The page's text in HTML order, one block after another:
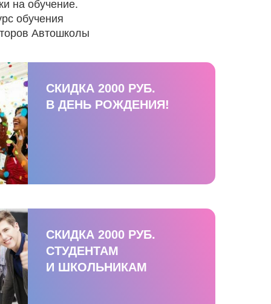
на обучение.
обучения
Автошколы
СКИДКА 2000 РУБ.
В ДЕНЬ РОЖДЕНИЯ!
СКИДКА 2000 РУБ.
СТУДЕНТАМ
И ШКОЛЬНИКАМ